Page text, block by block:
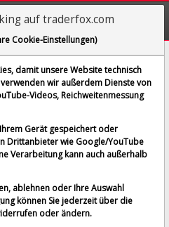
Corp.
| ISIN US5128073062]
$ 1,86 %
vom 07.08.2026 um 19:59 Uhr
Splitbereinigt
auf traderfox.com
Cookie-Einstellungen)
damit unsere Website technisch
wir außerdem Dienste von
Videos, Reichweitenmessung
Gerät gespeichert oder
Drittanbieter wie Google/YouTube
Verarbeitung kann auch außerhalb
ablehnen oder Ihre Auswahl
können Sie jederzeit über die
oder ändern.